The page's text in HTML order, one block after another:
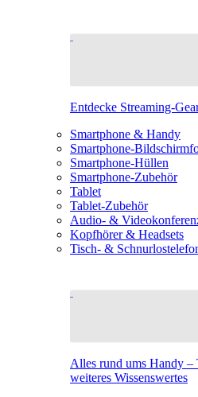
Entdecke Streaming-
Smartphone & Handy
Smartphone-
Smartphone-Hüllen
Smartphone-Zubehör
Tablet
Tablet-Zubehör
Audio- &
Kopfhörer & Headsets
Tisch- &
Alles rund ums Handy –
weiteres Wissenswertes